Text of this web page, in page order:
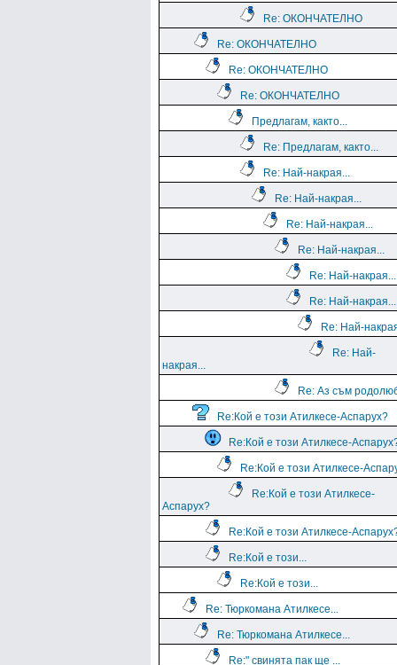
Re: ОКОНЧАТЕЛНО
Re: ОКОНЧАТЕЛНО
Re: ОКОНЧАТЕЛНО
Re: ОКОНЧАТЕЛНО
Предлагам, както...
Re: Предлагам, както...
Re: Най-накрая...
Re: Най-накрая...
Re: Най-накрая...
Re: Най-накрая...
Re: Най-накрая...
Re: Най-накрая...
Re: Най-
Re: Най-
накрая...
Re: Аз съм
Re:Кой е този Атилкесе-Аспарух?
Re:Кой е този Атилкесе-
Re:Кой е този Атилкесе-
Re:Кой е този Атилкесе-
Аспарух?
Re:Кой е този Атилкесе-
Re:Кой е този...
Re:Кой е този...
Re: Тюркомана Атилкесе...
Re: Тюркомана Атилкесе...
Re:" свинята пак ще ...